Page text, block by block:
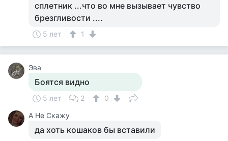
сплетник ...что во мне вызывает чувство
брезгливости ....
5 лет 1
Эва
Боятся видно
5 лет 2
0
А Не Скажу
да хоть кошаков бы вставили